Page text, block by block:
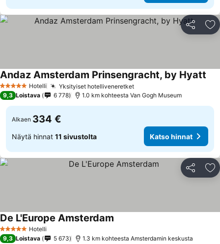
Jaa
5 Tähtiluokitus
Hotelli Yksityiset hotelliveneretket
Andaz Amsterdam Prinsengracht, by Hyatt
9,3 Loistava 6 778 1.0 km kohteesta Van Gogh Museum
Alkaen 334 €
Näytä hinnat 11 sivustolta Katso hinnat
Jaa
5 Tähtiluokitus
Hotelli
De L'Europe Amsterdam
9,3 Loistava 5 673 1.3 km kohteesta Amsterdamin keskusta